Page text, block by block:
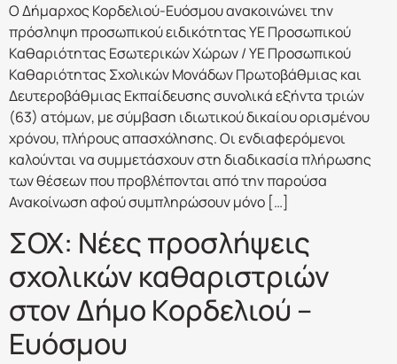
Ο Δήμαρχος Κορδελιού-Ευόσμου ανακοινώνει την
πρόσληψη προσωπικού ειδικότητας ΥΕ Προσωπικού
Καθαριότητας Εσωτερικών Χώρων / ΥΕ Προσωπικού
Καθαριότητας Σχολικών Μονάδων Πρωτοβάθμιας και
Δευτεροβάθμιας Εκπαίδευσης συνολικά εξήντα τριών
(63) ατόμων, με σύμβαση ιδιωτικού δικαίου ορισμένου
χρόνου, πλήρους απασχόλησης. Οι ενδιαφερόμενοι
καλούνται να συμμετάσχουν στη διαδικασία πλήρωσης
των θέσεων που προβλέπονται από την παρούσα
Ανακοίνωση αφού συμπληρώσουν μόνο […]
ΣΟΧ: Νέες προσλήψεις
σχολικών καθαριστριών
στον Δήμο Κορδελιού –
Ευόσμου